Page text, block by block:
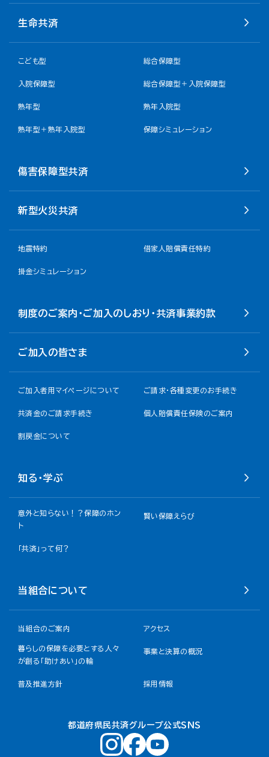
生命共済
こども型 総合保障型
入院保障型 総合保障型＋入院保障型
熟年型 熟年入院型
熟年型＋熟年入院型 保障シミュレーション
傷害保障型共済
新型火災共済
地震特約 借家人賠償責任特約
掛金シミュレーション
制度のご案内・ご加入のしおり・共済事業約款
ご加入の皆さま
ご加入者用マイページについて ご請求・各種変更のお手続き
共済金のご請求手続き 個人賠償責任保険のご案内
割戻金について​
知る・学ぶ
意外と知らない！？保障のホン
ト
賢い保障えらび
「共済」って何？
当組合について
当組合のご案内 アクセス
暮らしの保障を必要とする人々
が創る「助けあい」の輪
事業と決算の概況
普及推進方針 採用情報
都道府県民共済グループ公式ＳＮＳ